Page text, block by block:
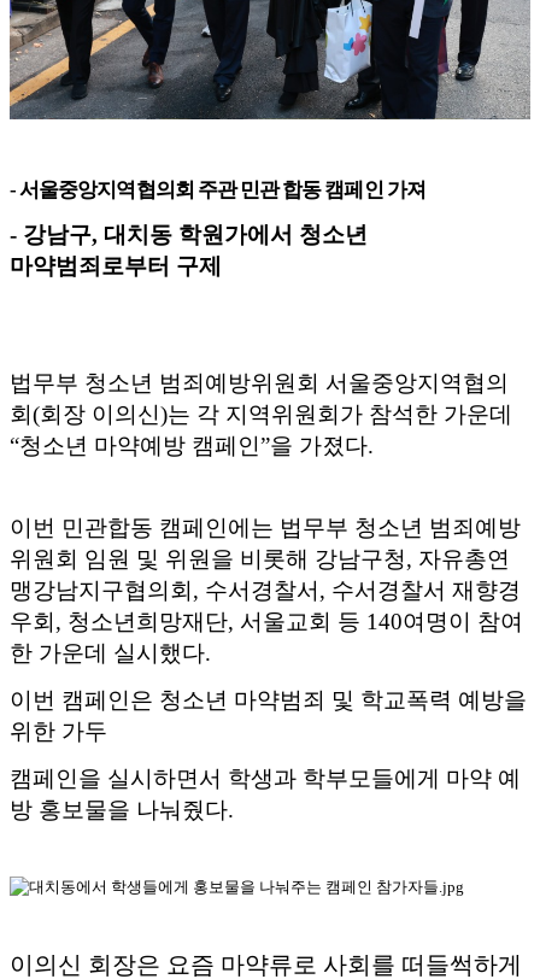
-서울중앙지역협의회 주관 민관 합동 캠페인 가져
- 강남구, 대치동 학원가에서 청소년
마약범죄로부터 구제
법무부 청소년 범죄예방위원회 서울중앙지역협의
회(회장 이의신)는 각 지역위원회가 참석한 가운데
“청소년 마약예방 캠페인”을 가졌다.
이번 민관합동 캠페인에는 법무부 청소년 범죄예방
위원회 임원 및 위원을 비롯해 강남구청, 자유총연
맹강남지구협의회, 수서경찰서, 수서경찰서 재향경
우회, 청소년희망재단, 서울교회 등 140여명이 참여
한 가운데 실시했다.
이번 캠페인은 청소년 마약범죄 및 학교폭력 예방을
위한 가두
캠페인을 실시하면서 학생과 학부모들에게 마약 예
방 홍보물을 나눠줬다.
이의신 회장은 요즘 마약류로 사회를 떠들썩하게